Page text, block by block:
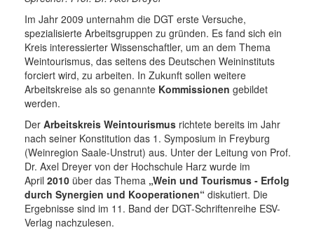
Im Jahr 2009 unternahm die DGT erste Versuche,
spezialisierte Arbeitsgruppen zu gründen. Es fand sich ein
Kreis interessierter Wissenschaftler, um an dem Thema
Weintourismus, das seitens des Deutschen Weininstituts
forciert wird, zu arbeiten. In Zukunft sollen weitere
Arbeitskreise als so genannte Kommissionen gebildet
werden.
Der Arbeitskreis Weintourismus richtete bereits im Jahr
nach seiner Konstitution das 1. Symposium in Freyburg
(Weinregion Saale-Unstrut) aus. Unter der Leitung von Prof.
Dr. Axel Dreyer von der Hochschule Harz wurde im
April 2010 über das Thema „Wein und Tourismus - Erfolg
durch Synergien und Kooperationen“ diskutiert. Die
Ergebnisse sind im 11. Band der DGT-Schriftenreihe ESV-
Verlag nachzulesen.